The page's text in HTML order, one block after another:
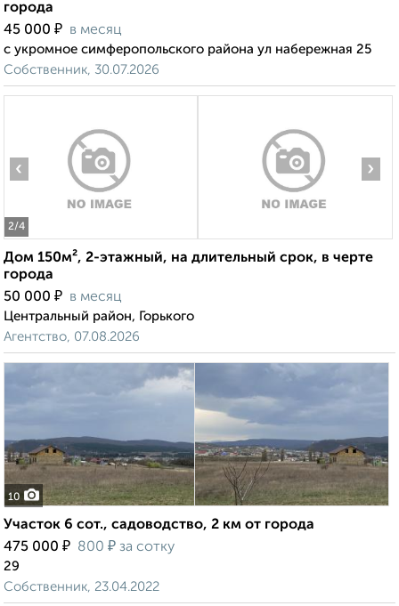
города
45 000 ₽ в месяц
с укромное симферопольского района ул набережная 25
Собственник, 30.07.2026
2/4
‹ ›
Дом 150м², 2-этажный, на длительный срок, в черте
города
50 000 ₽ в месяц
Центральный район, Горького
Агентство, 07.08.2026
10
Участок 6 сот., садоводство, 2 км от города
475 000 ₽ 800 ₽ за сотку
29
Собственник, 23.04.2022